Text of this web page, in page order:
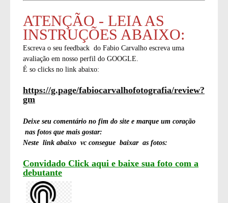
ATENÇÃO - LEIA AS
INSTRUÇÕES ABAIXO:
Escreva o seu feedback do Fabio Carvalho escreva uma
avaliação em nosso perfil do GOOGLE.
É so clicks no link abaixo:
https://g.page/fabiocarvalhofotografia/review?
gm
Deixe seu comentário no fim do site e marque um coração
nas fotos que mais gostar:
Neste link abaixo vc consegue baixar as fotos:
Convidado Click aqui e baixe sua foto com a
debutante